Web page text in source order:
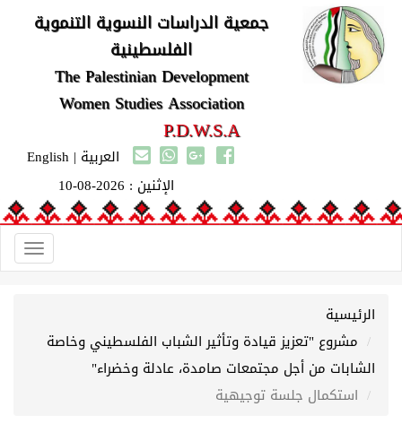
جمعية الدراسات النسوية التنموية
الفلسطينية
The Palestinian Development
Women Studies Association
P.D.W.S.A
العربية |
English
الإثنين : 2026-08-10
الرئيسية
مشروع "تعزيز قيادة وتأثير الشباب الفلسطيني وخاصة
الشابات من أجل مجتمعات صامدة، عادلة وخضراء"
استكمال جلسة توجيهية